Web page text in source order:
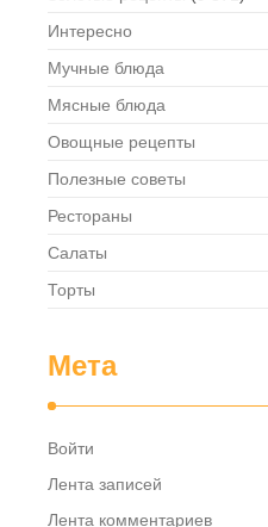
Интересно
Мучные блюда
Мясные блюда
Овощные рецепты
Полезные советы
Рестораны
Салаты
Торты
Мета
Войти
Лента записей
Лента комментариев